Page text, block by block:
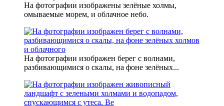
На фотографии изображены зелёные холмы,
омываемые морем, и облачное небо.
На фотографии изображен берег с волнами,
разбивающимися о скалы, на фоне зелёных...